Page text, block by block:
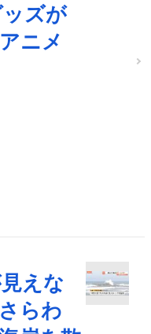
ズが
ニメ
えな
らわ